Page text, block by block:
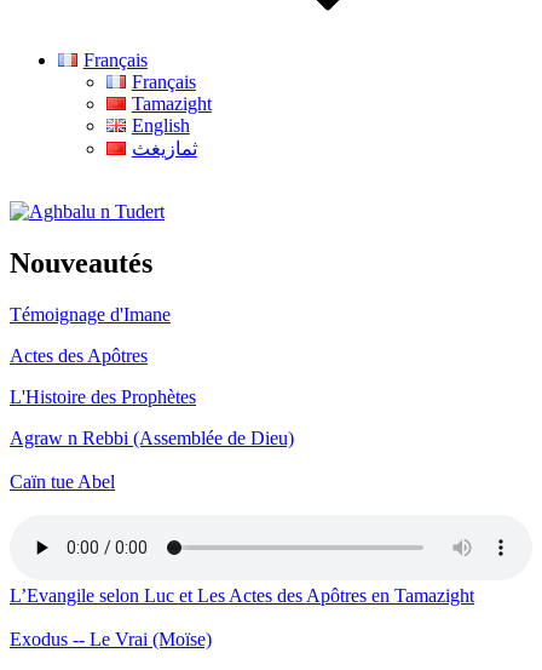
Français
Français
Tamazight
English
ثمازيغث
Aghbalu n Tudert
Nouveautés
Témoignage d'Imane
Actes des Apôtres
L'Histoire des Prophètes
Agraw n Rebbi (Assemblée de Dieu)
Caïn tue Abel
L’Evangile selon Luc et Les Actes des Apôtres en Tamazight
Exodus -- Le Vrai (Moïse)